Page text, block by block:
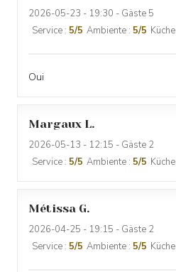
2026-05-23 - 19:30 - Gäste 5
Service : 5/5 Ambiente : 5/5 Küche
Oui
Margaux L
2026-05-13 - 12:15 - Gäste 2
Service : 5/5 Ambiente : 5/5 Küche
Métissa G
2026-04-25 - 19:15 - Gäste 2
Service : 5/5 Ambiente : 5/5 Küche